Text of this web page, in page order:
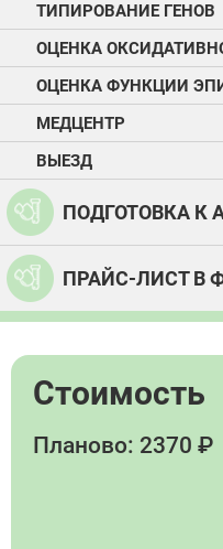
ТИПИРОВАНИЕ ГЕНОВ
ОЦЕНКА
ОЦЕНКА ФУНКЦИИ
МЕДЦЕНТР
ВЫЕЗД
ПОДГОТОВКА К
ПРАЙС-ЛИСТ В
Стоимость
Планово: 2370 ₽